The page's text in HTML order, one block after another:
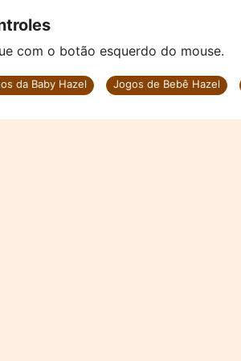
com o botão esquerdo do mouse.
da Baby Hazel Jogos de Bebê Hazel